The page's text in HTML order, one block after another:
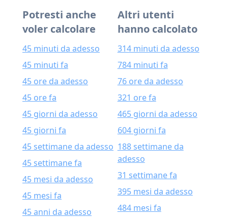
Potresti anche
voler calcolare
45 minuti da adesso
45 minuti fa
45 ore da adesso
45 ore fa
45 giorni da adesso
45 giorni fa
45 settimane da adesso
45 settimane fa
45 mesi da adesso
45 mesi fa
45 anni da adesso
Altri utenti
hanno calcolato
314 minuti da adesso
784 minuti fa
76 ore da adesso
321 ore fa
465 giorni da adesso
604 giorni fa
188 settimane da
adesso
31 settimane fa
395 mesi da adesso
484 mesi fa